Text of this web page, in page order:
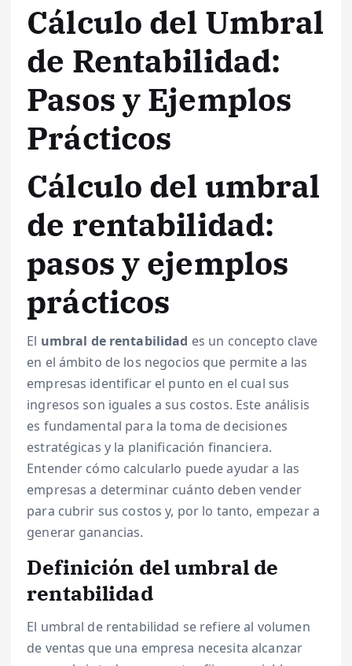
Cálculo del Umbral
de Rentabilidad:
Pasos y Ejemplos
Prácticos
Cálculo del umbral
de rentabilidad:
pasos y ejemplos
prácticos
El umbral de rentabilidad es un concepto clave
en el ámbito de los negocios que permite a las
empresas identificar el punto en el cual sus
ingresos son iguales a sus costos. Este análisis
es fundamental para la toma de decisiones
estratégicas y la planificación financiera.
Entender cómo calcularlo puede ayudar a las
empresas a determinar cuánto deben vender
para cubrir sus costos y, por lo tanto, empezar a
generar ganancias.
Definición del umbral de
rentabilidad
El umbral de rentabilidad se refiere al volumen
de ventas que una empresa necesita alcanzar